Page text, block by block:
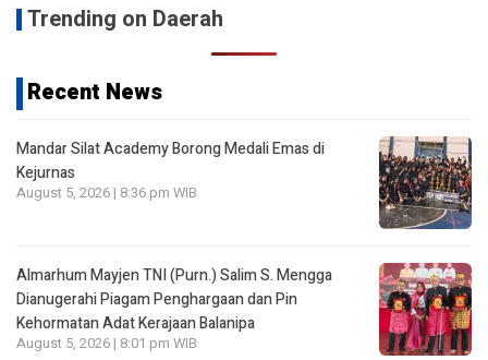
Trending on Daerah
Recent News
Mandar Silat Academy Borong Medali Emas di
Kejurnas
August 5, 2026 | 8:36 pm WIB
Almarhum Mayjen TNI (Purn.) Salim S. Mengga
Dianugerahi Piagam Penghargaan dan Pin
Kehormatan Adat Kerajaan Balanipa
August 5, 2026 | 8:01 pm WIB